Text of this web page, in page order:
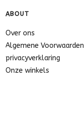
ABOUT
Over ons
Algemene Voorwaarden
privacyverklaring
Onze winkels